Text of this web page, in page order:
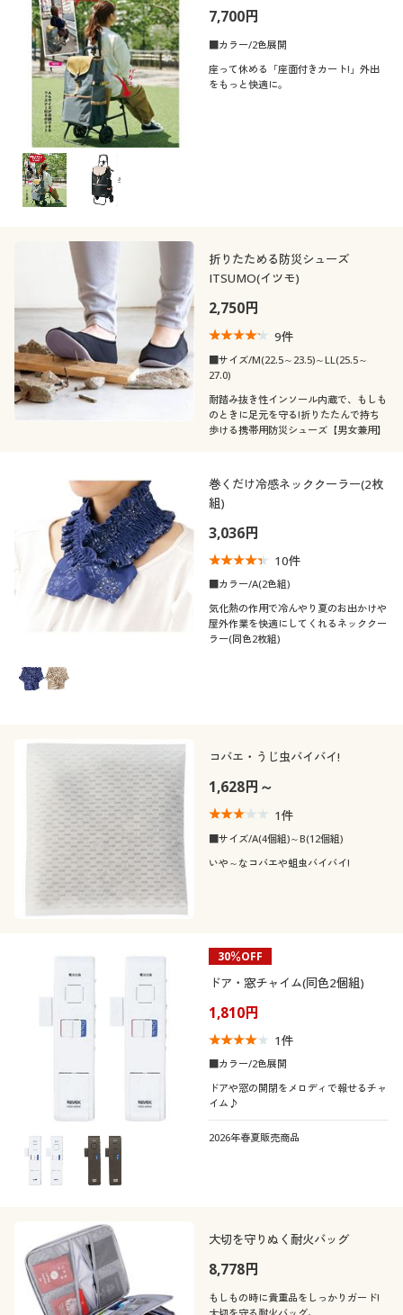
7,700円
■カラー/2色展開
座って休める「座面付きカート!」外出
をもっと快適に。
折りたためる防災シューズ
ITSUMO(イツモ)
2,750円
9件
■サイズ/M(22.5～23.5)～LL(25.5～
27.0)
耐踏み抜き性インソール内蔵で、もしも
のときに足元を守る!折りたたんで持ち
歩ける携帯用防災シューズ【男女兼用】
巻くだけ冷感ネッククーラー(2枚
組)
3,036円
10件
■カラー/A(2色組)
気化熱の作用で冷んやり夏のお出かけや
屋外作業を快適にしてくれるネッククー
ラー(同色2枚組)
コバエ・うじ虫バイバイ!
1,628円～
1件
■サイズ/A(4個組)～B(12個組)
いや～なコバエや蛆虫バイバイ!
30％OFF
ドア・窓チャイム(同色2個組)
1,810円
1件
■カラー/2色展開
ドアや窓の開閉をメロディで報せるチャ
イム♪
2026年春夏販売商品
大切を守りぬく耐火バッグ
8,778円
もしもの時に貴重品をしっかりガード!